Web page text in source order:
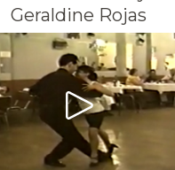
Geraldine Rojas